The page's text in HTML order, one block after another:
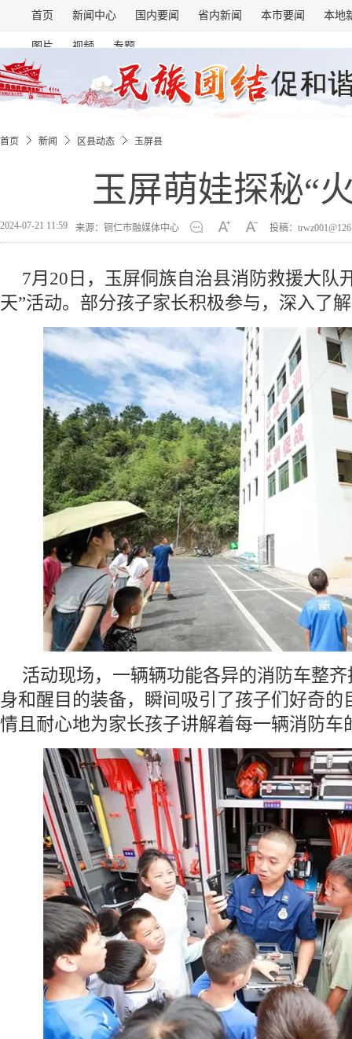
首页 新闻中心 国内要闻 省内新闻 本市要闻 本地
图片 视频 专题
首页 新闻 区县动态 玉屏县
玉屏萌娃探秘“
2024-07-21 11:59 来源：铜仁市融媒体中心 投稿：
7月20日，玉屏侗族自治县消防救援大队
天”活动。部分孩子家长积极参与，深入了
活动现场，一辆辆功能各异的消防车整
身和醒目的装备，瞬间吸引了孩子们好奇的
情且耐心地为家长孩子讲解着每一辆消防车